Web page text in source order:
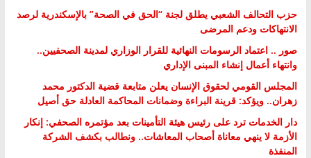
حزب التحالف الشعبي يطلق لجنة “الحق في الصحة” بالإسكندرية لرصد
الانتهاكات ودعم المرضى
صور .. اعتماد الرسومات النهائية للقرار الوزاري لمدينة الصحفيين..
وانتهاء أعمال إنشاء المبنى الإداري
المجلس القومي لحقوق الإنسان يعلن متابعة قضية الدكتور محمد
زهران.. ويؤكد: قرينة البراءة وضمانات المحاكمة العادلة حق أصيل
دار الخدمات ترد على رئيس هيئة التأمينات بعد مؤتمره الصحفي: إنكار
الأزمة لا ينهي معاناة أصحاب المعاشات.. ونطالب بكشف الشركة
المنفذة